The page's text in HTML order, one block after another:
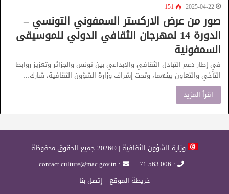
2025-04-22
151
صور من عرض الاركستر السمفوني التونسي –
الدورة 14 لمهرجان الثقافي الدولي للموسيقى
السمفونية
في إطار دعم التبادل الثقافي والإبداعي بين تونس والجزائر وتعزيز روابط
التآخي والتعاون بينهما، وتحت إشراف وزارة الشؤون الثقافية، شارك…
اقرأ المزيد
وزارة الشؤون الثقافية | ©2026 جميع الحقوق محفوظة
: 71.563.006
: contact.culture@mac.gov.tn
خريطة الموقع
إتصل بنا